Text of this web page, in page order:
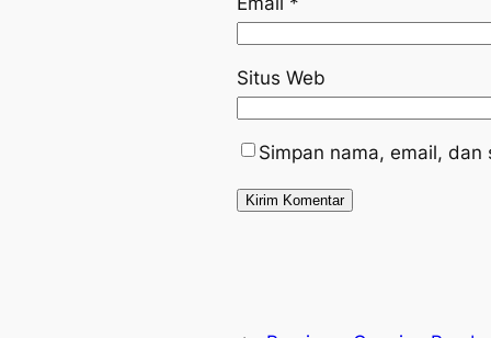
Situs Web
Simpan nama, email,